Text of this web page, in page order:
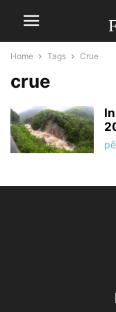
Home Tags Crue
crue